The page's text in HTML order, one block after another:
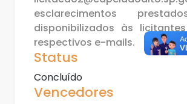
esclarecimentos
disponibilizados às
respectivos e-mails.
Status
Concluído
Vencedores